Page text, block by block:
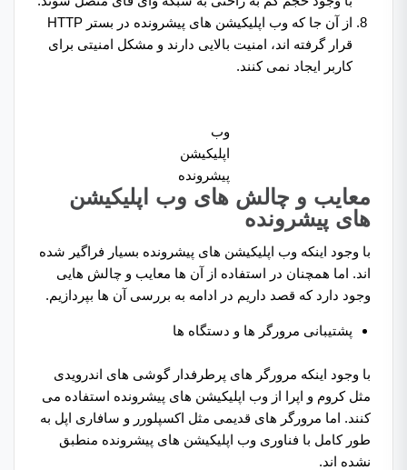
از آن جا که وب اپلیکیشن های پیشرونده در بستر HTTP
قرار گرفته اند، امنیت بالایی دارند و مشکل امنیتی برای
کاربر ایجاد نمی کنند.
وب
اپلیکیشن
پیشرونده
معایب و چالش های وب اپلیکیشن
های پیشرونده
با وجود اینکه وب اپلیکیشن های پیشرونده بسیار فراگیر شده
اند. اما همچنان در استفاده از آن ها معایب و چالش هایی
وجود دارد که قصد داریم در ادامه به بررسی آن ها بپردازیم.
پشتیبانی مرورگر ها و دستگاه ها
با وجود اینکه مرورگر های پرطرفدار گوشی های اندرویدی
مثل کروم و اپرا از وب اپلیکیشن های پیشرونده استفاده می
کنند. اما مرورگر های قدیمی مثل اکسپلورر و سافاری اپل به
طور کامل با فناوری وب اپلیکیشن های پیشرونده منطبق
نشده اند.